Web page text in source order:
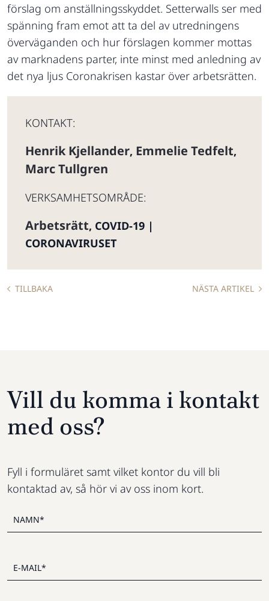
förslag om anställningsskyddet. Setterwalls ser med
spänning fram emot att ta del av utredningens
överväganden och hur förslagen kommer mottas
av marknadens parter, inte minst med anledning av
det nya ljus Coronakrisen kastar över arbetsrätten.
KONTAKT:
Henrik Kjellander, Emmelie Tedfelt,
Marc Tullgren
VERKSAMHETSOMRÅDE:
Arbetsrätt, COVID-19 |
CORONAVIRUSET
TILLBAKA NÄSTA ARTIKEL
Vill du komma i kontakt
med oss?
Fyll i formuläret samt vilket kontor du vill bli
kontaktad av, så hör vi av oss inom kort.